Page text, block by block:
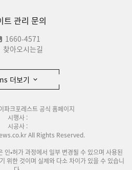
트 관리 문의
1660-4571
찾아오시는길
더보기
파크포레스트 공식 홈페이지
시행사 :
시공사 :
All Rights Reserved.
•허가 과정에서 일부 변경될 수 있으며 사용된
위한 것이며 실제와 다소 차이가 있을 수 있습니